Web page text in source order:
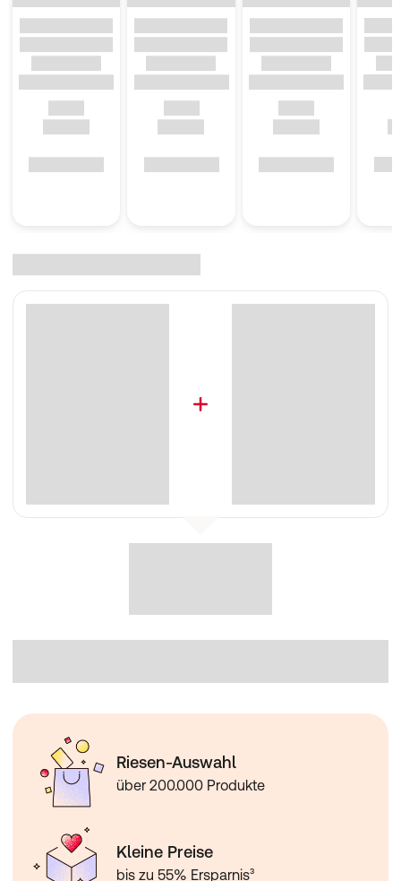
vegan
Anti-Tique Spray:
AQUA, EUCALYPTUS CITRIODORA OIL, CAPRYLIC/CAPRIC
TRIGLYCERIDE, GLYCERYL
4 COCOATE, GLYCERYL CAPRYLATE, POLYGLYCERYL-3
CAPRATE, XANTHAN GUM, SODIUM HYDROXIDE
cyclized
FINIDORE Manufaktur GmbH, Kirchstr. 3, 86926
Riesen-Auswahl
über 200.000 Produkte
Kleine Preise
bis zu 55% Ersparnis³